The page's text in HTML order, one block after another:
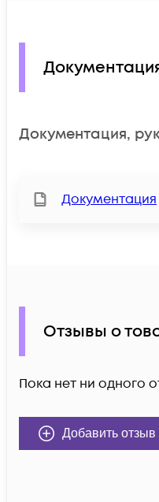
Документация,
Документация
Отзывы о
Пока нет ни одного
Добавить отзыв